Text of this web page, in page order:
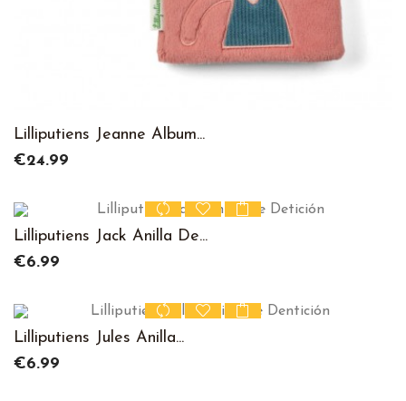
Lilliputiens Jeanne Album...
Price
€24.99
Lilliputiens Jack Anilla De...
Price
€6.99
Lilliputiens Jules Anilla...
Price
€6.99